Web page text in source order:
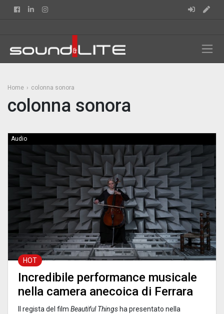
FacebookLinkedin
Home colonna sonora
colonna sonora
Audio
HOT
Incredibile performance musicale
nella camera anecoica di Ferrara
Il regista del film Beautiful Things ha presentato nella